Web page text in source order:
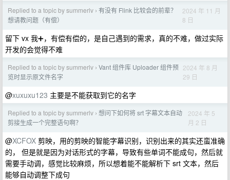
Replied to a topic by summerlv › 有没有 Flink 比较会的前辈？
想请教问题（有偿）
2024 年 11 月
8 日
留下 vx 我➕，有偿有偿的，是自己遇到的需求，真的不难，做过实际
开发的会觉得不难
Replied to a topic by summerlv › Vant 组件库 Uploader 组件预
览时显示原文件名字
2024 年 8 月
29 日
@xuxuxu123 主要是不能获取到它的名字
Replied to a topic by summerlv › 想问下如何将 srt 字幕文本自动
剪接生成一个完整语句啊？
2024 年 5
月 2 日
@XCFOX 剪映，用的剪映的智能字幕识别，识别出来的其实还蛮准确
的， 但是就是因为对话形式的字幕，导致有些单词不能成句，然后就
需要手动调，感觉比较麻烦，所以想着能不能解析下 srt 文本，然后
能够自动调整下成句